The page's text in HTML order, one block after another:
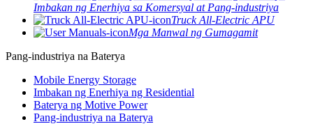
Imbakan ng Enerhiya sa Komersyal at Pang-industriya
Truck All-Electric APU
Mga Manwal ng Gumagamit
Pang-industriya na Baterya
Mobile Energy Storage
Imbakan ng Enerhiya ng Residential
Baterya ng Motive Power
Pang-industriya na Baterya